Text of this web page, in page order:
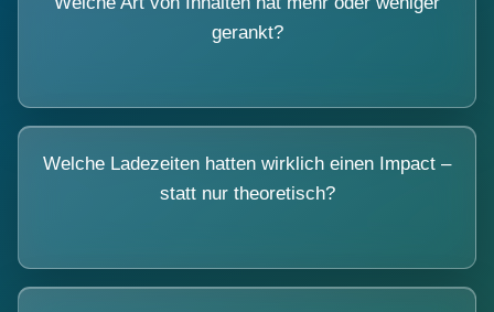
gerankt?
Welche Ladezeiten hatten wirklich einen Impact –
statt nur theoretisch?